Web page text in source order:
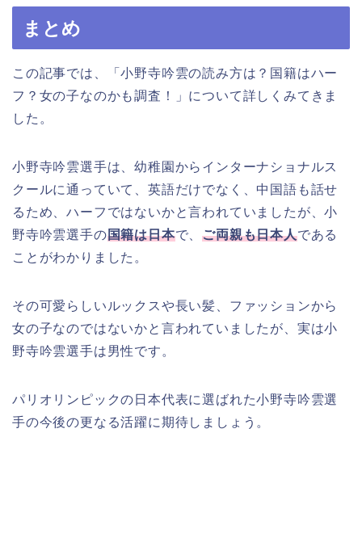
まとめ
この記事では、「小野寺吟雲の読み方は？国籍はハー
フ？女の子なのかも調査！」について詳しくみてきま
した。
小野寺吟雲選手は、幼稚園からインターナショナルス
クールに通っていて、英語だけでなく、中国語も話せ
るため、ハーフではないかと言われていましたが、小
野寺吟雲選手の国籍は日本で、ご両親も日本人である
ことがわかりました。
その可愛らしいルックスや長い髪、ファッションから
女の子なのではないかと言われていましたが、実は小
野寺吟雲選手は男性です。
パリオリンピックの日本代表に選ばれた小野寺吟雲選
手の今後の更なる活躍に期待しましょう。